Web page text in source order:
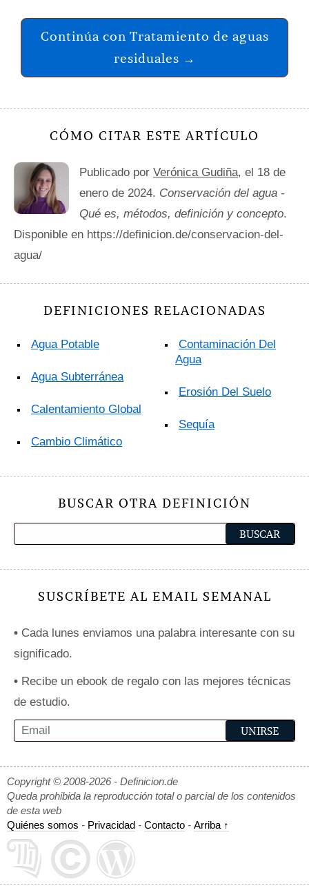
Continúa con Tratamiento de aguas
residuales →
CÓMO CITAR ESTE ARTÍCULO
Publicado por Verónica Gudiña, el 18 de
enero de 2024. Conservación del agua -
Qué es, métodos, definición y concepto.
Disponible en https://definicion.de/conservacion-del-
agua/
DEFINICIONES RELACIONADAS
Agua Potable
Agua Subterránea
Calentamiento Global
Cambio Climático
Contaminación Del
Agua
Erosión Del Suelo
Sequía
BUSCAR OTRA DEFINICIÓN
SUSCRÍBETE AL EMAIL SEMANAL
• Cada lunes enviamos una palabra interesante con su
significado.
• Recibe un ebook de regalo con las mejores técnicas
de estudio.
Copyright © 2008-2026 - Definicion.de
Queda prohibida la reproducción total o parcial de los contenidos
de esta web
Quiénes somos - Privacidad - Contacto - Arriba ↑